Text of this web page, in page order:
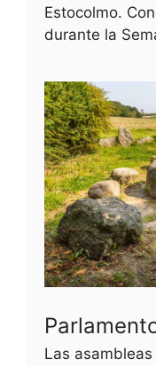
Estocolmo.
durante la
Las